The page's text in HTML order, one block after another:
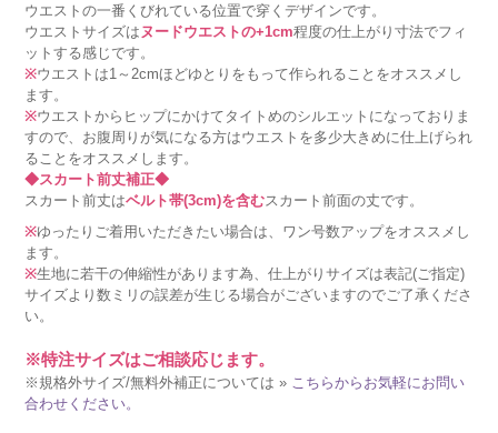
ウエストの一番くびれている位置で穿くデザインです。
ウエストサイズは ヌードウエストの+1cm程度の仕上がり寸法でフィ
ットする感じです。
※ウエストは1～2cmほどゆとりをもって作られることをオススメし
ます。
※ウエストからヒップにかけてタイトめのシルエットになっておりま
すので、お腹周りが気になる方はウエストを多少大きめに仕上げられ
ることをオススメします。
◆スカート前丈補正◆
スカート前丈はベルト帯(3cm)を含むスカート前面の丈です。
※ゆったりご着用いただきたい場合は、ワン号数アップをオススメし
ます。
※生地に若干の伸縮性があります為、仕上がりサイズは表記(ご指定)
サイズより数ミリの誤差が生じる場合がございますのでご了承くださ
い。
※特注サイズはご相談応じます。
※規格外サイズ/無料外補正については » こちらからお気軽にお問い
合わせください。